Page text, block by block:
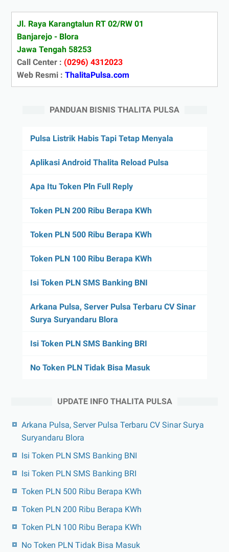
Jl. Raya Karangtalun RT 02/RW 01
Banjarejo - Blora
Jawa Tengah 58253
Call Center : (0296) 4312023
Web Resmi : ThalitaPulsa.com
PANDUAN BISNIS THALITA PULSA
Pulsa Listrik Habis Tapi Tetap Menyala
Aplikasi Android Thalita Reload Pulsa
Apa Itu Token Pln Full Reply
Token PLN 200 Ribu Berapa KWh
Token PLN 500 Ribu Berapa KWh
Token PLN 100 Ribu Berapa KWh
Isi Token PLN SMS Banking BNI
Arkana Pulsa, Server Pulsa Terbaru CV Sinar
Surya Suryandaru Blora
Isi Token PLN SMS Banking BRI
No Token PLN Tidak Bisa Masuk
UPDATE INFO THALITA PULSA
Arkana Pulsa, Server Pulsa Terbaru CV Sinar Surya
Suryandaru Blora
Isi Token PLN SMS Banking BNI
Isi Token PLN SMS Banking BRI
Token PLN 500 Ribu Berapa KWh
Token PLN 200 Ribu Berapa KWh
Token PLN 100 Ribu Berapa KWh
No Token PLN Tidak Bisa Masuk